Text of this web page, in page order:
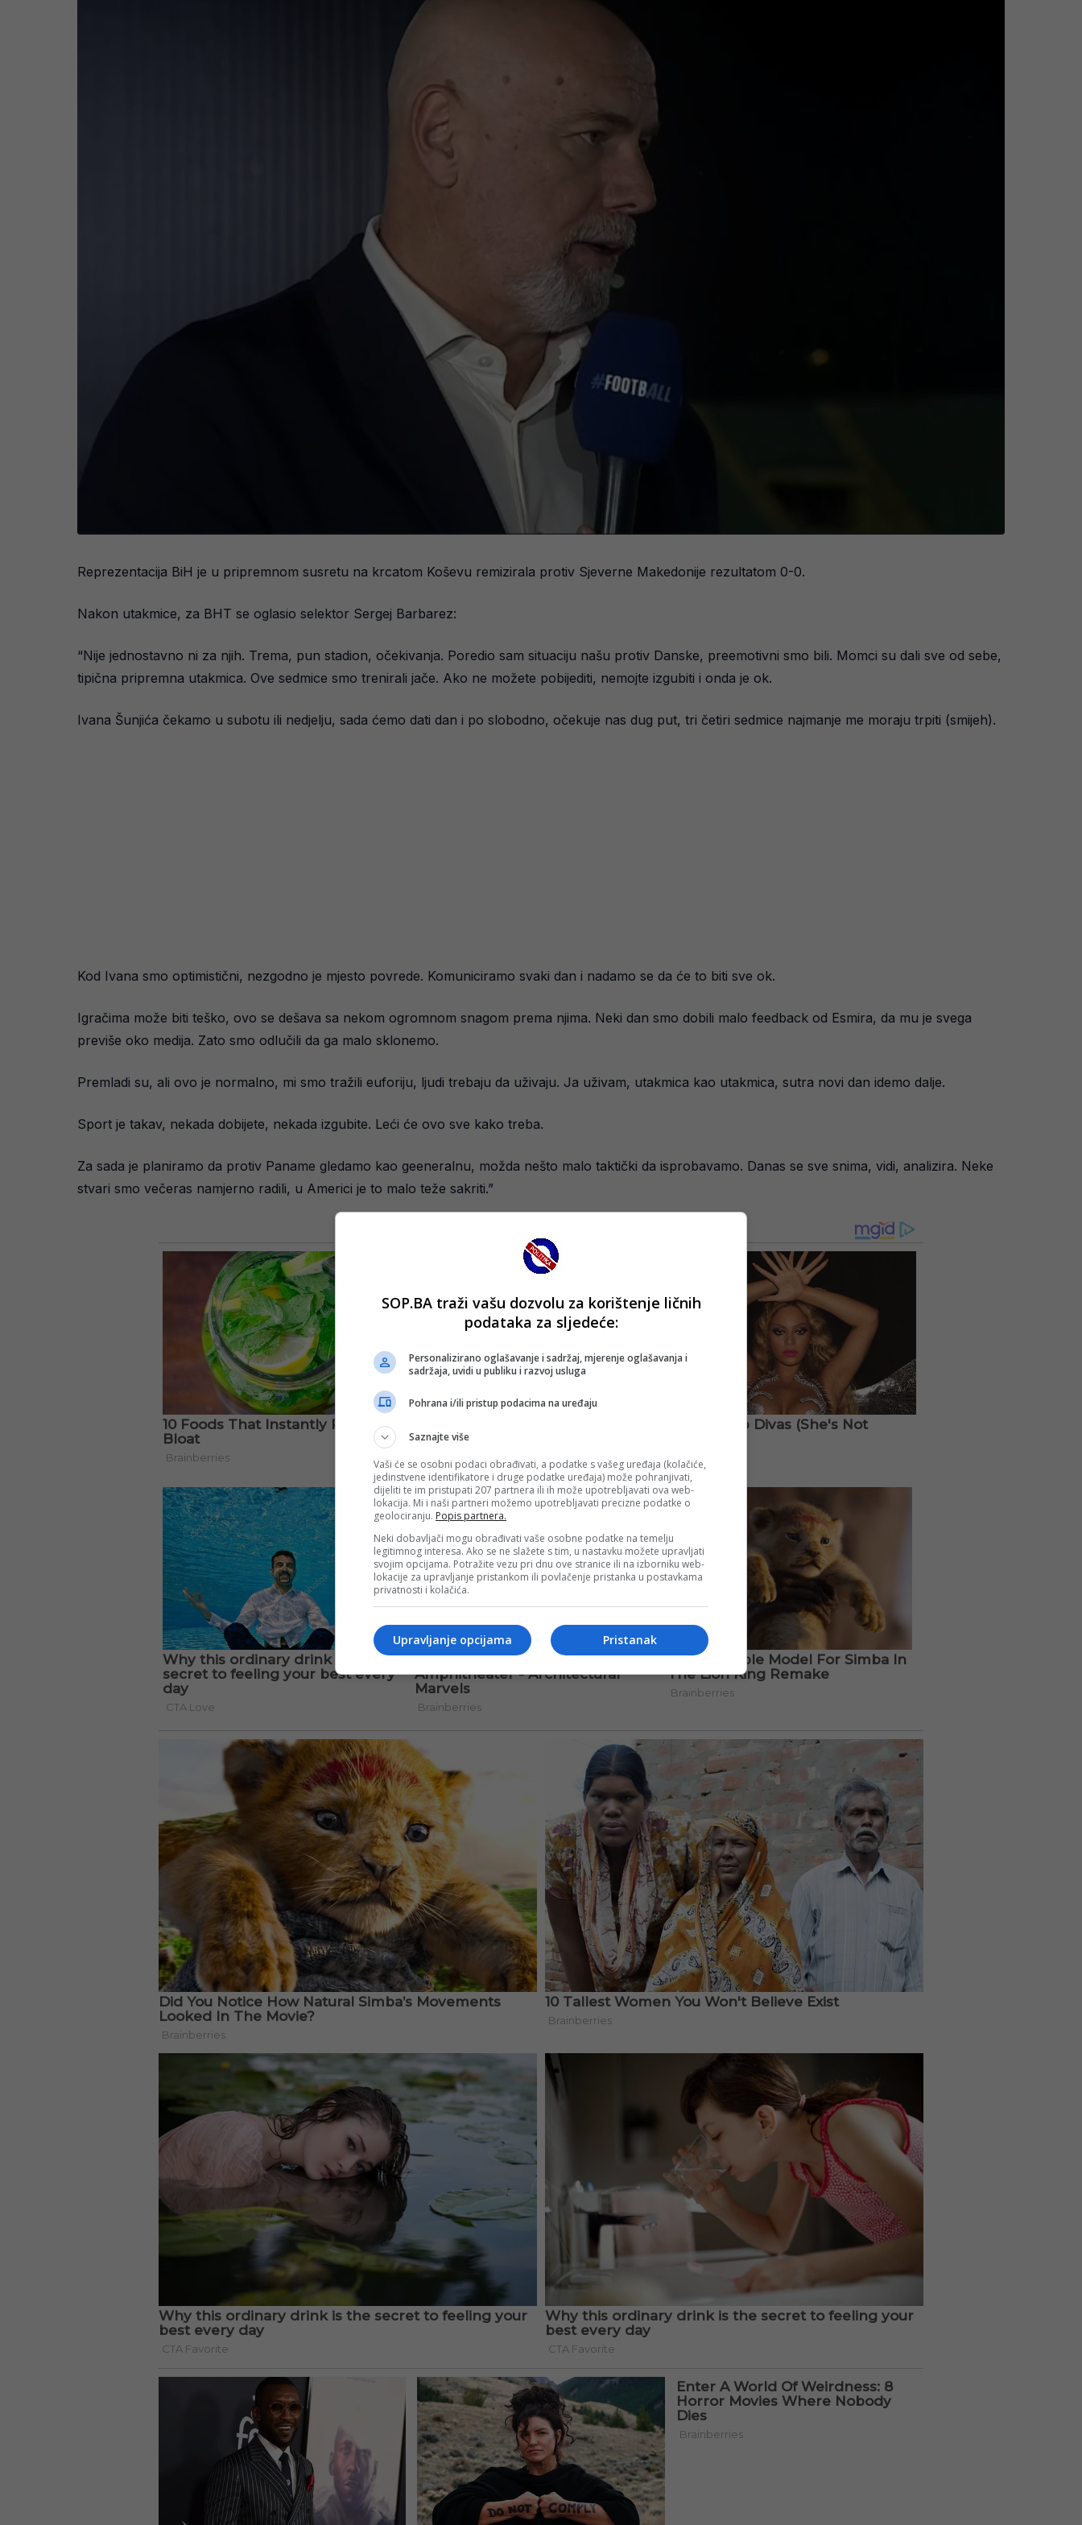
Reprezentacija BiH je u pripremnom susretu na krcatom Koševu remizirala protiv Sjeverne Makedonije rezultatom 0-0.
Nakon utakmice, za BHT se oglasio selektor Sergej Barbarez:
“Nije jednostavno ni za njih. Trema, pun stadion, očekivanja. Poredio sam situaciju našu protiv Danske, preemotivni smo bili. Momci su dali sve od sebe,
tipična pripremna utakmica. Ove sedmice smo trenirali jače. Ako ne možete pobijediti, nemojte izgubiti i onda je ok.
Ivana Šunjića čekamo u subotu ili nedjelju, sada ćemo dati dan i po slobodno, očekuje nas dug put, tri četiri sedmice najmanje me moraju trpiti (smijeh).
Kod Ivana smo optimistični, nezgodno je mjesto povrede. Komuniciramo svaki dan i nadamo se da će to biti sve ok.
Igračima može biti teško, ovo se dešava sa nekom ogromnom snagom prema njima. Neki dan smo dobili malo feedback od Esmira, da mu je svega
previše oko medija. Zato smo odlučili da ga malo sklonemo.
Premladi su, ali ovo je normalno, mi smo tražili euforiju, ljudi trebaju da uživaju. Ja uživam, utakmica kao utakmica, sutra novi dan idemo dalje.
Sport je takav, nekada dobijete, nekada izgubite. Leći će ovo sve kako treba.
Za sada je planiramo da protiv Paname gledamo kao geeneralnu, možda nešto malo taktički da isprobavamo. Danas se sve snima, vidi, analizira. Neke
stvari smo večeras namjerno radili, u Americi je to malo teže sakriti.”
SOP.BA traži vašu dozvolu za korištenje ličnih
podataka za sljedeće:
Personalizirano oglašavanje i sadržaj, mjerenje oglašavanja i
sadržaja, uvidi u publiku i razvoj usluga
Pohrana i/ili pristup podacima na uređaju
Saznajte više
Vaši će se osobni podaci obrađivati, a podatke s vašeg uređaja (kolačiće,
jedinstvene identifikatore i druge podatke uređaja) može pohranjivati,
dijeliti te im pristupati 207 partnera ili ih može upotrebljavati ova web-
lokacija. Mi i naši partneri možemo upotrebljavati precizne podatke o
geolociranju. Popis partnera.
Neki dobavljači mogu obrađivati vaše osobne podatke na temelju
legitimnog interesa. Ako se ne slažete s tim, u nastavku možete upravljati
svojim opcijama. Potražite vezu pri dnu ove stranice ili na izborniku web-
lokacije za upravljanje pristankom ili povlačenje pristanka u postavkama
privatnosti i kolačića.
Pristanak
Upravljanje opcijama